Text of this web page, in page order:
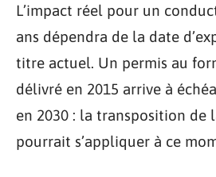
L’impact réel pour un
ans dépendra de la date
titre actuel. Un permis au
délivré en 2015 arrive à
en 2030 : la transposition de
pourrait s’appliquer à ce